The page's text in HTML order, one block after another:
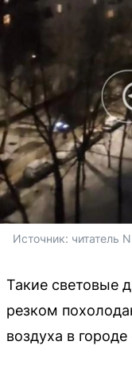
Источник: читатель
Такие световые
резком
воздуха в